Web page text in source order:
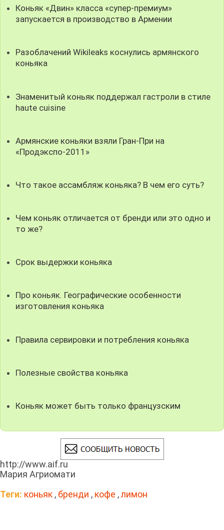
Коньяк «Двин» класса «супер-премиум»
запускается в производство в Армении
Разоблачений Wikileaks коснулись армянского
коньяка
Знаменитый коньяк поддержал гастроли в стиле
haute cuisine
Армянские коньяки взяли Гран-При на
«Продэкспо-2011»
Что такое ассамбляж коньяка? В чем его суть?
Чем коньяк отличается от бренди или это одно и
то же?
Срок выдержки коньяка
Про коньяк. Географические особенности
изготовления коньяка
Правила сервировки и потребления коньяка
Полезные свойства коньяка
Коньяк может быть только французским
http://www.aif.ru
Мария Агриомати
Теги: коньяк , бренди , кофе ,лимон